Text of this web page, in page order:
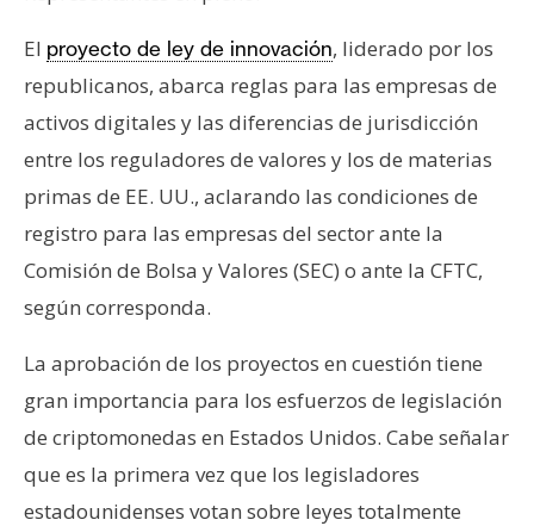
El proyecto de ley de innovación, liderado por los
republicanos, abarca reglas para las empresas de
activos digitales y las diferencias de jurisdicción
entre los reguladores de valores y los de materias
primas de EE. UU., aclarando las condiciones de
registro para las empresas del sector ante la
Comisión de Bolsa y Valores (SEC) o ante la CFTC,
según corresponda.
La aprobación de los proyectos en cuestión tiene
gran importancia para los esfuerzos de legislación
de criptomonedas en Estados Unidos. Cabe señalar
que es la primera vez que los legisladores
estadounidenses votan sobre leyes totalmente